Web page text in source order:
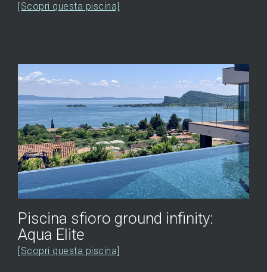
[Scopri questa piscina]
Piscina sfioro ground infinity:
Aqua Elite
[Scopri questa piscina]